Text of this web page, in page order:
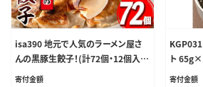
isa390 地元で人気のラーメン屋さ
んの黒豚生餃子！(計72個・12個入り
×6P) ふるさと納税 伊佐市 特産品
寄付金額
ト
000円
寄付金額